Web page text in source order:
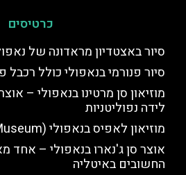
כרטיסים
סיור באצטדיון מראדונה של
סיור פנורמי בנאפולי כולל רכבל
מוזיאון סן מרטינו בנאפולי –
לידה נפוליטניות
מוזיאון לאפיס בנאפולי (LAPIS Museum)
אוצר סן ג'נארו בנאפולי – אחד
החשובים באיטליה